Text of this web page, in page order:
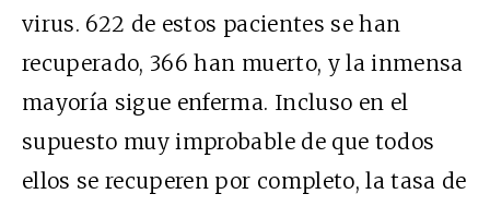
virus. 622 de estos pacientes se han
recuperado, 366 han muerto, y la inmensa
mayoría sigue enferma. Incluso en el
supuesto muy improbable de que todos
ellos se recuperen por completo, la tasa de